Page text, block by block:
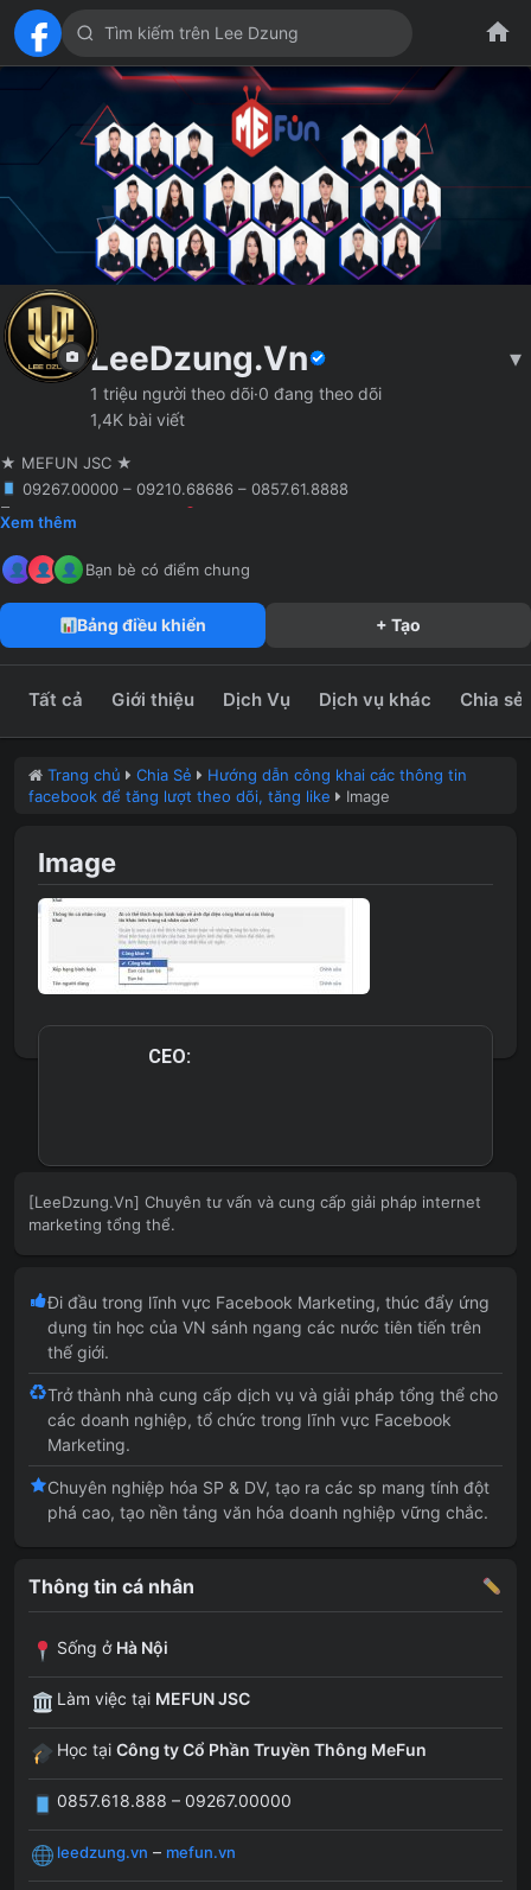
LeeDzung.Vn ▾
1 triệu người theo dõi·0 đang theo dõi
1,4K bài viết
★ MEFUN JSC ★
09267.00000 – 09210.68686 – 0857.61.8888
🖥 Agency truyền thông
leedzung.vn
Xem thêm
Bạn bè có điểm chung
Bảng điều khiển + Tạo
Tất cả Giới thiệu Dịch Vụ Dịch vụ khác Chia sẻ
Trang chủ Chia Sẻ
Hướng dẫn công khai các thông tin
facebook để tăng lượt theo dõi, tăng like
Image
Image
CEO:
[LeeDzung.Vn] Chuyên tư vấn và cung cấp giải pháp internet
marketing tổng thể.
Đi đầu trong lĩnh vực Facebook Marketing, thúc đẩy ứng
dụng tin học của VN sánh ngang các nước tiên tiến trên
thế giới.
Trở thành nhà cung cấp dịch vụ và giải pháp tổng thể cho
các doanh nghiệp, tổ chức trong lĩnh vực Facebook
Marketing.
Chuyên nghiệp hóa SP & DV, tạo ra các sp mang tính đột
phá cao, tạo nền tảng văn hóa doanh nghiệp vững chắc.
Thông tin cá nhân
Sống ở Hà Nội
Làm việc tại MEFUN JSC
Học tại Công ty Cổ Phần Truyền Thông MeFun
0857.618.888 – 09267.00000
leedzung.vn – mefun.vn